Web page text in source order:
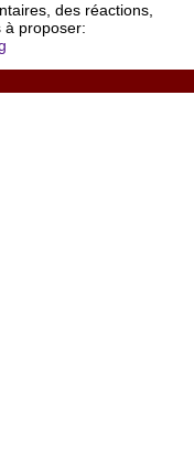
des réactions,
à proposer: